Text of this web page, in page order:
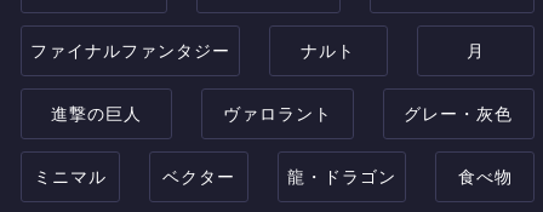
ファイナルファンタジー ナルト 月
進撃の巨人 ヴァロラント グレー・灰色
ミニマル ベクター 龍・ドラゴン 食べ物